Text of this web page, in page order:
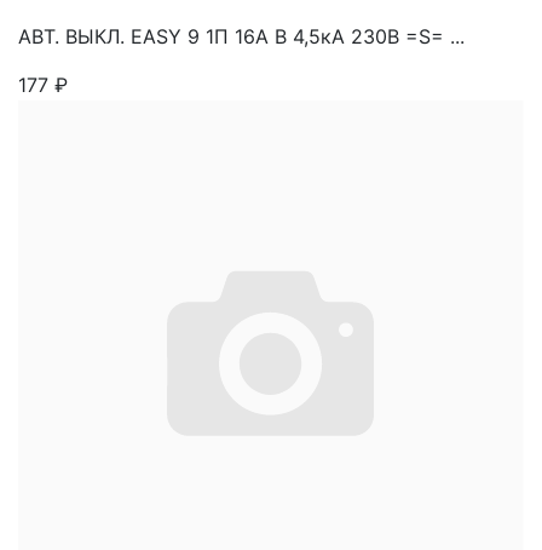
АВТ. ВЫКЛ. EASY 9 1П 16А В 4,5кА 230В =S= ...
177 ₽